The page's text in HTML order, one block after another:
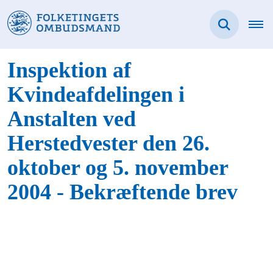
Inspektion af
Kvindeafdelingen i
Anstalten ved
Herstedvester den 26.
oktober og 5. november
2004 - Bekræftende brev